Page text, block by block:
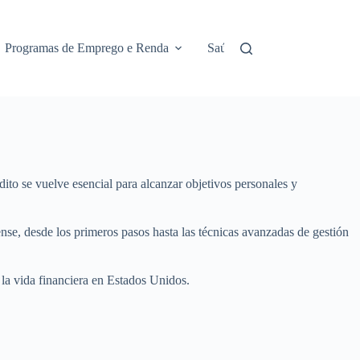
Programas de Emprego e Renda Saúde e Assistência
se vuelve esencial para alcanzar objetivos personales y
desde los primeros pasos hasta las técnicas avanzadas de gestión
vida financiera en Estados Unidos.